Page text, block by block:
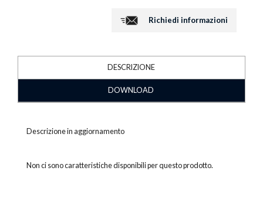
Richiedi informazioni
DESCRIZIONE
DOWNLOAD
Descrizione in aggiornamento
Non ci sono caratteristiche disponibili per questo prodotto.